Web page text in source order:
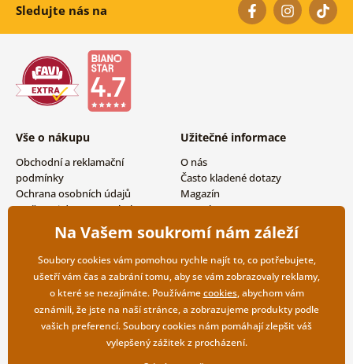
Sledujte nás na
Vše o nákupu
Obchodní a reklamační
podmínky
Ochrana osobních údajů
Možnosti dopravy a platby
Vrácení zboží
Užitečné informace
O nás
Často kladené dotazy
Magazín
Kontakty
Velkoobchodní spolupráce
Na Vašem soukromí nám záleží
Soubory cookies vám pomohou rychle najít to, co potřebujete,
ušetří vám čas a zabrání tomu, aby se vám zobrazovaly reklamy,
o které se nezajímáte. Používámecookies, abychom vám
oznámili, že jste na naší stránce, a zobrazujeme produkty podle
vašich preferencí. Soubory cookies nám pomáhají zlepšit váš
vylepšený zážitek z procházení.